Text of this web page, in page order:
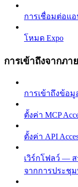
การเชื่อมต่อแอ
โหมด Expo
การเข้าถึงจากภา
การเข้าถึงข้อมู
ตั้งค่า MCP
ตั้งค่า API
เวิร์กโฟลว์ —
จากการประชุ